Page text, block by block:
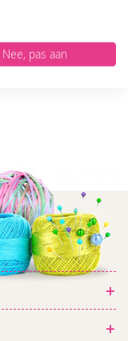
+
+
Nee, pas aan